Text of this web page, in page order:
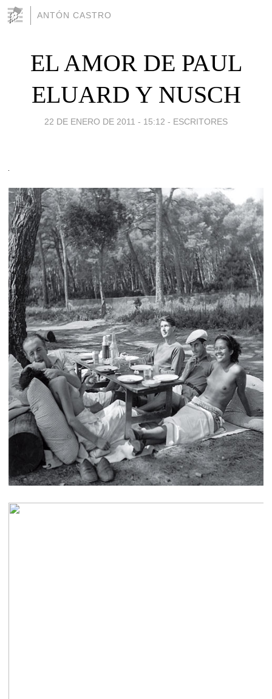
ANTÓN CASTRO
EL AMOR DE PAUL
ELUARD Y NUSCH
22 DE ENERO DE 2011 - 15:12 - ESCRITORES